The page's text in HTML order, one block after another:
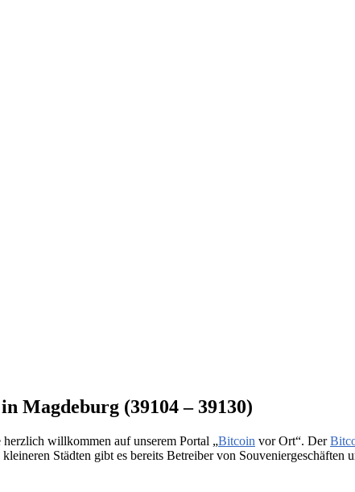
Magdeburg (39104 – 39130)
willkommen auf unserem Portal „Bitcoin vor Ort“. Der
Städten gibt es bereits Betreiber von